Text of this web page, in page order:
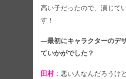
高い子だったので、演じて
す！
―最初にキャラクターのデ
ていかがでした？
田村：悪い人なんだろうけ